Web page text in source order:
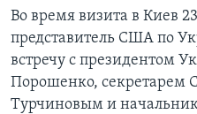
Во время визита в Киев
представитель США по
встречу с президентом
Порошенко, секретарем
Турчиновым и